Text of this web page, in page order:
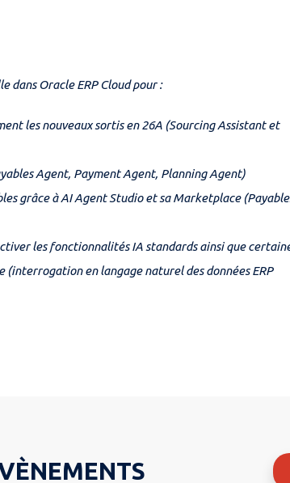
dans Oracle ERP Cloud pour :
les nouveaux sortis en 26A (Sourcing Assistant et
Agent, Payment Agent, Planning Agent)
grâce à AI Agent Studio et sa Marketplace
les fonctionnalités IA standards ainsi que
en langage naturel des données ERP